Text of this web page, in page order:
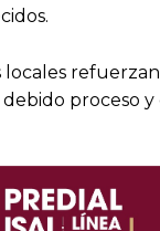
proceso